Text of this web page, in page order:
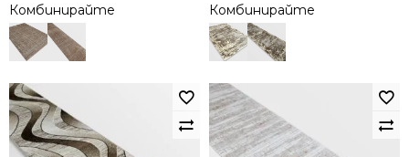
Комбинирайте Комбинирайте